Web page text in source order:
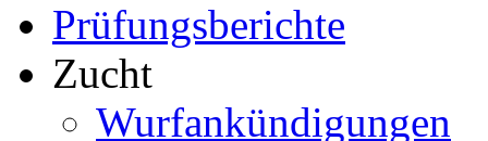
Prüfungsberichte
Zucht
Wurfankündigungen